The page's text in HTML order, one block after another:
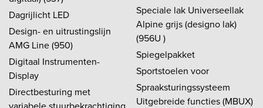
Dagrijlicht LED
Design- en uitrustingslijn
AMG Line (950)
Digitaal Instrumenten-
Display
Directbesturing met
Speciale lak Universeellak
Alpine grijs (designo lak)
(956U )
Spiegelpakket
Sportstoelen voor
Spraaksturingssysteem
Uitgebreide functies (MBUX)